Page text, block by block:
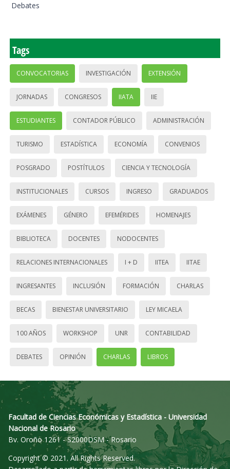
Debates
Tags
CONVOCATORIAS INVESTIGACIÓN EXTENSIÓN
JORNADAS CONGRESOS IIATA IIE
ESTUDIANTES CONTADOR PÚBLICO ADMINISTRACIÓN
TURISMO ESTADÍSTICA ECONOMÍA CONVENIOS
POSGRADO POSTÍTULOS CIENCIA Y TECNOLOGÍA
INSTITUCIONALES CURSOS INGRESO GRADUADOS
EXÁMENES GÉNERO EFEMÉRIDES HOMENAJES
BIBLIOTECA DOCENTES NODOCENTES
RELACIONES INTERNACIONALES I + D IITEA IITAE
INGRESANTES INCLUSIÓN FORMACIÓN CHARLAS
BECAS BIENESTAR UNIVERSITARIO LEY MICAELA
100 AÑOS WORKSHOP UNR CONTABILIDAD
DEBATES OPINIÓN CHARLAS LIBROS
Facultad de Ciencias Económicas y Estadística - Universidad
Nacional de Rosario
Bv. Oroño 1261 - S2000DSM - Rosario
Copyright © 2021. All Rights Reserved.